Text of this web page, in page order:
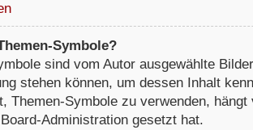
Symbole?
sind vom Autor ausgewählte
stehen können, um dessen Inhalt
Themen-Symbole zu verwenden,
Administration gesetzt hat.